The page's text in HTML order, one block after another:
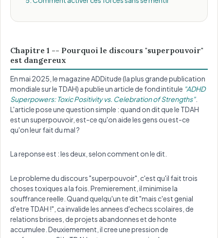
Chapitre 1 -- Pourquoi le discours "superpouvoir"
est dangereux
En mai 2025, le magazine ADDitude (la plus grande publication
mondiale sur le TDAH) a publie un article de fond intitule "ADHD
Superpowers: Toxic Positivity vs. Celebration of Strengths".
L'article pose une question simple : quand on dit que le TDAH
est un superpouvoir, est-ce qu'on aide les gens ou est-ce
qu'on leur fait du mal ?
La reponse est : les deux, selon comment on le dit.
Le probleme du discours "superpouvoir", c'est qu'il fait trois
choses toxiques a la fois. Premierement, il minimise la
souffrance reelle. Quand quelqu'un te dit "mais c'est genial
d'etre TDAH !", ca invalide les annees d'echecs scolaires, de
relations brisees, de projets abandonnes et de honte
accumulee. Deuxiemement, il cree une pression de